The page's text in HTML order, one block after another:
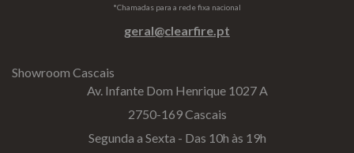
*Chamadas para a rede fixa nacional
geral@clearfire.pt
Showroom Cascais
Av. Infante Dom Henrique 1027 A
2750-169 Cascais
Segunda a Sexta - Das 10h às 19h